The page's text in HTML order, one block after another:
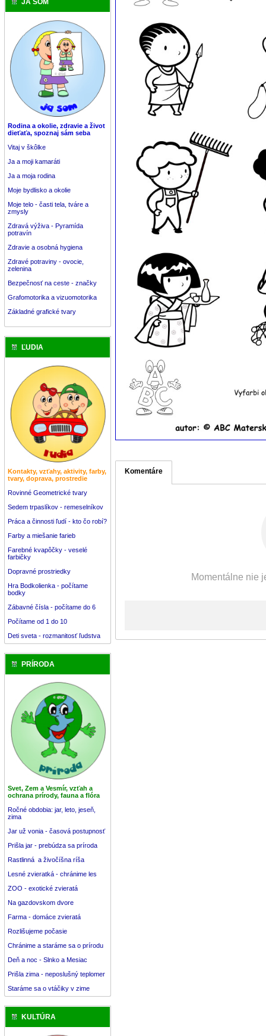
JA SOM
Rodina a okolie, zdravie a život
dieťaťa, spoznaj sám seba
Vitaj v škôlke
Ja a moji kamaráti
Ja a moja rodina
Moje bydlisko a okolie
Moje telo - časti tela, tváre a
zmysly
Zdravá výživa - Pyramída
potravín
Zdravie a osobná hygiena
Zdravé potraviny - ovocie,
zelenina
Bezpečnosť na ceste - značky
Grafomotorika a vizuomotorika
Základné grafické tvary
ĽUDIA
Kontakty, vzťahy, aktivity, farby,
tvary, doprava, prostredie
Rovinné Geometrické tvary
Sedem trpaslíkov - remeselníkov
Práca a činnosti ľudí - kto čo robí?
Farby a miešanie farieb
Farebné kvapôčky - veselé
farbičky
Dopravné prostriedky
Hra Bodkolienka - počítame
bodky
Zábavné čísla - počítame do 6
Počítame od 1 do 10
Deti sveta - rozmanitosť ľudstva
PRÍRODA
Svet, Zem a Vesmír, vzťah a
ochrana prírody, fauna a flóra
Ročné obdobia: jar, leto, jeseň,
zima
Jar už vonia - časová postupnosť
Prišla jar - prebúdza sa príroda
Rastlinná a živočíšna ríša
Lesné zvieratká - chránime les
ZOO - exotické zvieratá
Na gazdovskom dvore
Farma - domáce zvieratá
Rozlišujeme počasie
Chránime a staráme sa o prírodu
Deň a noc - Slnko a Mesiac
Prišla zima - neposlušný teplomer
Staráme sa o vtáčiky v zime
KULTÚRA
Komentáre
Momentálne nie